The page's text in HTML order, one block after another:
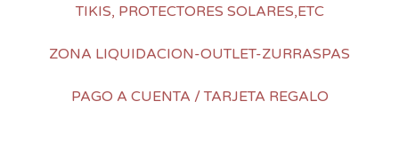
TIKIS, PROTECTORES SOLARES,ETC
ZONA LIQUIDACION-OUTLET-ZURRASPAS
PAGO A CUENTA / TARJETA REGALO